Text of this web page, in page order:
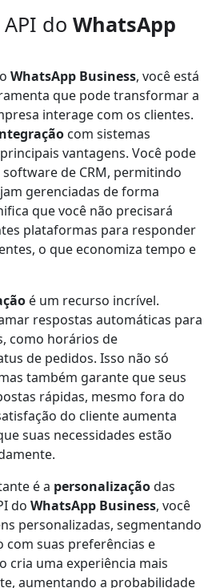
do WhatsApp
WhatsApp Business, você está
que pode transformar a
interage com os clientes.
com sistemas
vantagens. Você pode
software de CRM, permitindo
gerenciadas de forma
que você não precisará
plataformas para responder
o que economiza tempo e
é um recurso incrível.
respostas automáticas para
como horários de
de pedidos. Isso não só
também garante que seus
rápidas, mesmo fora do
do cliente aumenta
suas necessidades estão
é a personalizaçãodas
do WhatsApp Business, você
personalizadas, segmentando
com suas preferências e
cria uma experiência mais
aumentando a probabilidade